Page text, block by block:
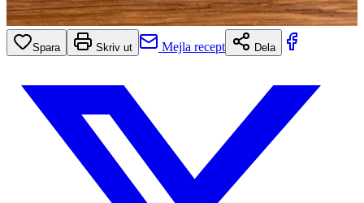
Spara Skriv ut Mejla recept Dela